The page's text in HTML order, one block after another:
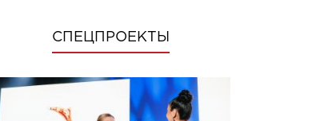
СПЕЦПРОЕКТЫ